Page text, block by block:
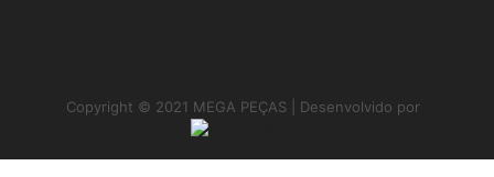
Copyright © 2021 MEGA PEÇAS | Desenvolvido por